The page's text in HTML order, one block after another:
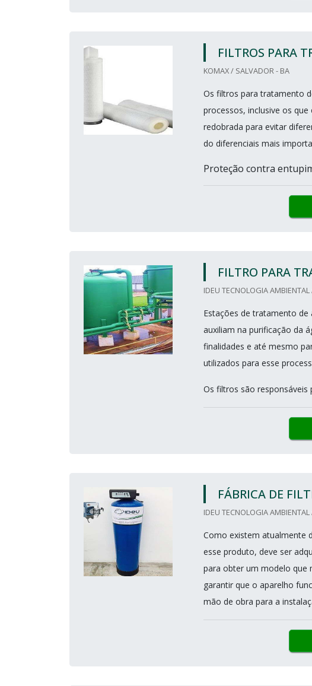
FILTROS PARA
KOMAX / SALVADOR - BA
Os filtros para tratamento
processos, inclusive os
redobrada para evitar
do diferenciais mais
Proteção contra
FILTRO PARA
IDEU TECNOLOGIA
Estações de tratamento
auxiliam na purificação da
finalidades e até mesmo
utilizados para esse
Os filtros são responsáveis
FÁBRICA DE
IDEU TECNOLOGIA
Como existem atualmente
esse produto, deve ser
para obter um modelo que
garantir que o aparelho
mão de obra para a